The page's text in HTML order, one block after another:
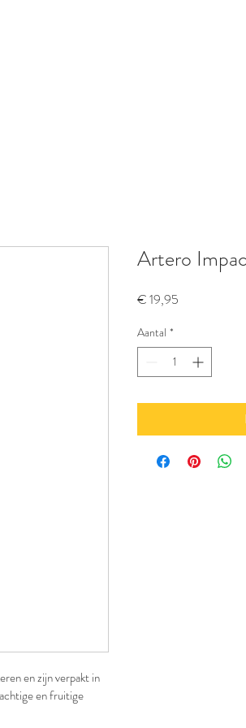
en zijn verpakt in
en fruitige
Artero
€ 19,95
Aantal *